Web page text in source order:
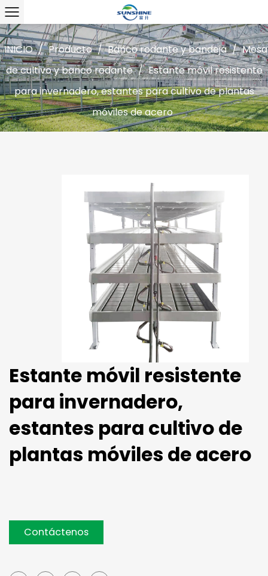
INICIO / Producto / Banco rodante y bandeja / Mesa
de cultivo y banco rodante / Estante móvil resistente
para invernadero, estantes para cultivo de plantas
móviles de acero
Estante móvil resistente
para invernadero,
estantes para cultivo de
plantas móviles de acero
Contáctenos